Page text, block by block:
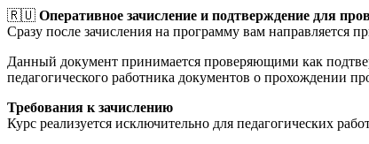
🇷🇺 Оперативное зачисление и подтверждение для
Сразу после зачисления на программу вам направляется
Данный документ принимается проверяющими как
педагогического работника документов о прохождении
Требования к зачислению
Курс реализуется исключительно для педагогических